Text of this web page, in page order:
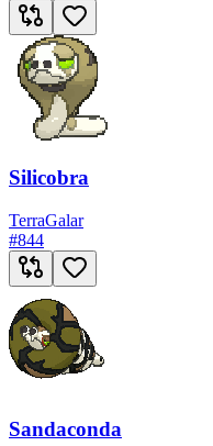
Silicobra
TerraGalar
#844
Sandaconda